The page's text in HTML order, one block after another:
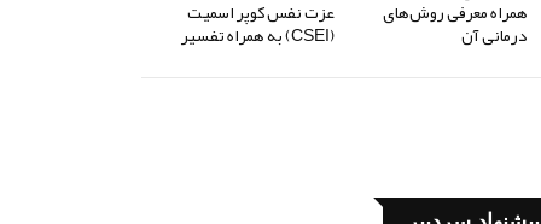
همراه معرفی روش‌های
درمانی آن
عزت نفس کوپر اسمیت
(CSEI) به همراه تفسیر